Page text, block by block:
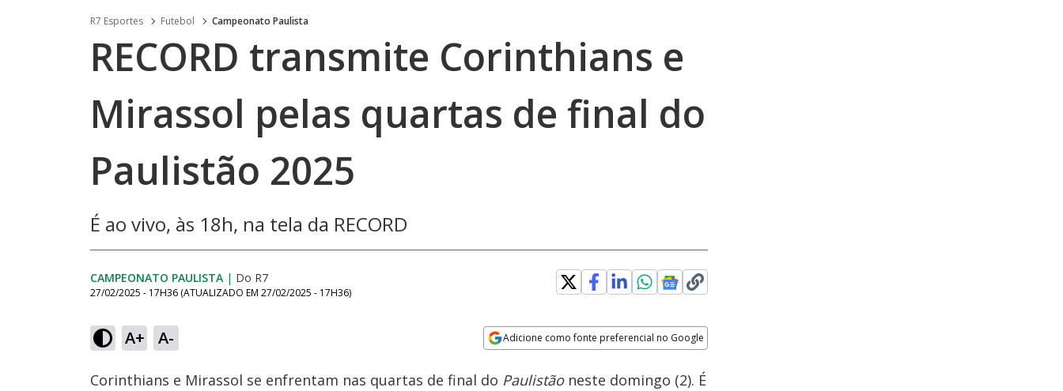
R7 Esportes Futebol Campeonato Paulista
RECORD transmite Corinthians e
Mirassol pelas quartas de final do
Paulistão 2025
É ao vivo, às 18h, na tela da RECORD
CAMPEONATO PAULISTA | Do R7
27/02/2025 - 17H36 (ATUALIZADO EM 27/02/2025 - 17H36)
A+ A- Adicione como fonte preferencial no Google
Ativar
Som
Velocidade
Corinthians e Mirassol se enfrentam nas quartas de final do Paulistãoneste domingo (2). É